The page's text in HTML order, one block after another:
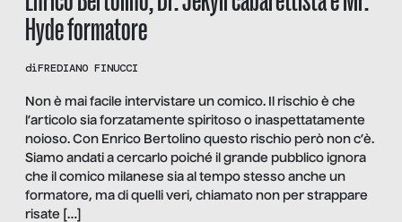
Hyde formatore
diFREDIANO FINUCCI
Non è mai facile intervistare un comico. Il rischio è che
l’articolo sia forzatamente spiritoso o inaspettatamente
noioso. Con Enrico Bertolino questo rischio però non c’è.
Siamo andati a cercarlo poiché il grande pubblico ignora
che il comico milanese sia al tempo stesso anche un
formatore, ma di quelli veri, chiamato non per strappare
risate […]